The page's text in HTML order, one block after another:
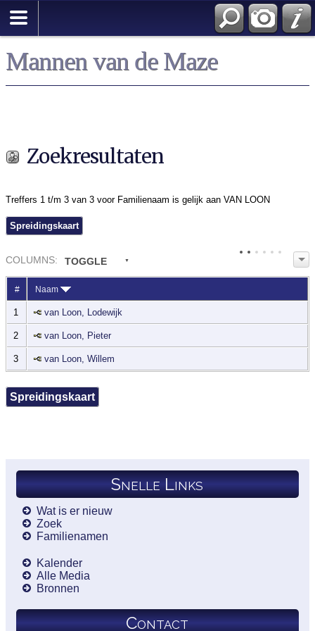
Mannen van de Maze
Zoekresultaten
Treffers 1 t/m 3 van 3 voor Familienaam is gelijk aan VAN LOON
Spreidingskaart
COLUMNS: TOGGLE
# Naam
1 van Loon, Lodewijk
2 van Loon, Pieter
3 van Loon, Willem
Spreidingskaart
Snelle Links
Wat is er nieuw
Zoek
Familienamen
Kalender
Alle Media
Bronnen
Contact